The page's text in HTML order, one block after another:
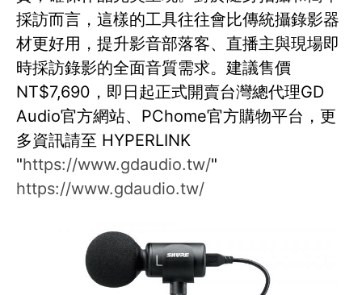
採訪而言，這樣的工具往往會比傳統攝錄影器
材更好用，提升影音部落客、直播主與現場即
時採訪錄影的全面音質需求。建議售價
NT$7,690，即日起正式開賣台灣總代理GD
Audio官方網站、PChome官方購物平台，更
多資訊請至 HYPERLINK
"https://www.gdaudio.tw/"
https://www.gdaudio.tw/